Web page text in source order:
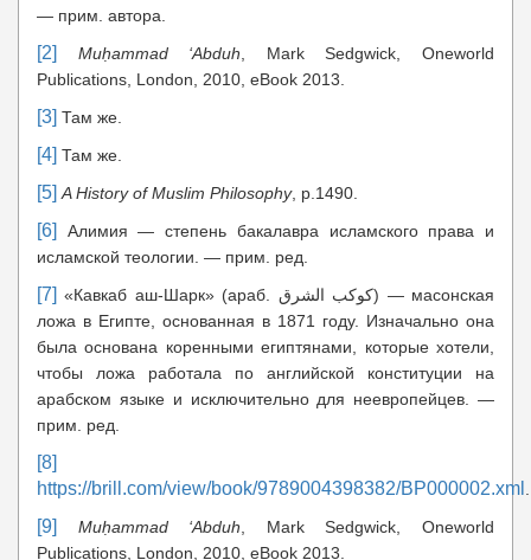
— прим. автора.
[2] Muḥammad ‘Abduh , Mark Sedgwick, Oneworld
Publications, London, 2010, eBook 2013.
[3] Там же.
[4] Там же.
[5] A History of Muslim Philosophy, p.1490.
[6]
Алимия — степень бакалавра исламского права и
исламской теологии. — прим. ред.
[7] «Кавкаб аш-Шарк» (араб. كوكب الشرق) — масонская
ложа в Египте, основанная в 1871 году. Изначально она
была основана коренными египтянами, которые хотели,
чтобы ложа работала по английской конституции на
арабском языке и исключительно для неевропейцев. —
прим. ред.
[8]
https://brill.com/view/book/9789004398382/BP000002.xml
[9] Muḥammad ‘Abduh , Mark Sedgwick, Oneworld
Publications, London, 2010, eBook 2013.